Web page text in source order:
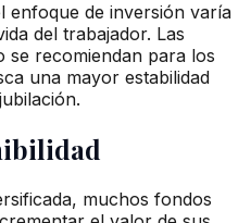
enfoque de inversión varía
del trabajador. Las
se recomiendan para los
una mayor estabilidad
muchos fondos